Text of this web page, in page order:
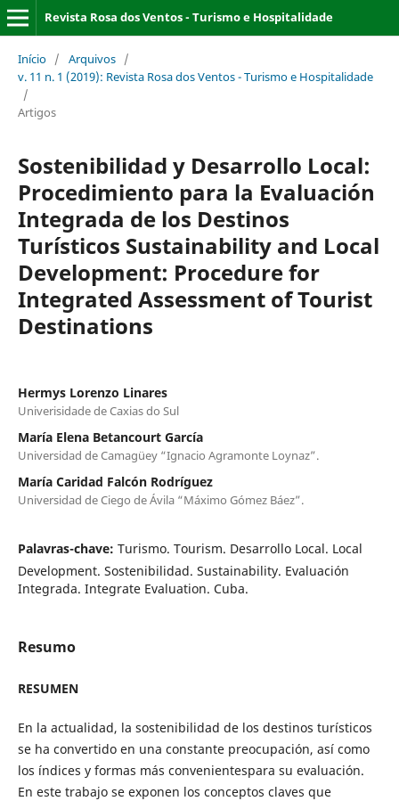
Revista Rosa dos Ventos - Turismo e Hospitalidade
Início / Arquivos /
v. 11 n. 1 (2019): Revista Rosa dos Ventos - Turismo e Hospitalidade
/
Artigos
Sostenibilidad y Desarrollo Local:
Procedimiento para la Evaluación
Integrada de los Destinos
Turísticos Sustainability and Local
Development: Procedure for
Integrated Assessment of Tourist
Destinations
Hermys Lorenzo Linares
Univerisidade de Caxias do Sul
María Elena Betancourt García
Universidad de Camagüey “Ignacio Agramonte Loynaz”.
María Caridad Falcón Rodríguez
Universidad de Ciego de Ávila “Máximo Gómez Báez”.
Palavras-chave: Turismo. Tourism. Desarrollo Local. Local
Development. Sostenibilidad. Sustainability. Evaluación
Integrada. Integrate Evaluation. Cuba.
Resumo
RESUMEN
En la actualidad, la sostenibilidad de los destinos turísticos
se ha convertido en una constante preocupación, así como
los índices y formas más convenientespara su evaluación.
En este trabajo se exponen los conceptos claves que